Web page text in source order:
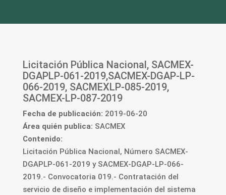
Licitación Pública Nacional, SACMEX-
DGAPLP-061-2019,SACMEX-DGAP-LP-
066-2019, SACMEXLP-085-2019,
SACMEX-LP-087-2019
Fecha de publicación: 2019-06-20
Área quién publica: SACMEX
Contenido:
Licitación Pública Nacional, Número SACMEX-
DGAPLP-061-2019 y SACMEX-DGAP-LP-066-
2019.- Convocatoria 019.- Contratación del
servicio de diseño e implementación del sistema